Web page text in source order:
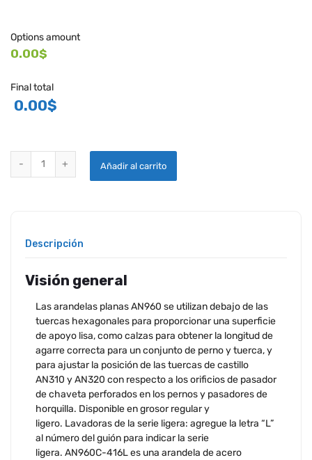
Options amount
0.00$
Final total
0.00$
ARANDELAS INOXIDABLES PLANAS AN960C quantity
Añadir al carrito
Descripción
Visión general
Las arandelas planas AN960 se utilizan debajo de las
tuercas hexagonales para proporcionar una superficie
de apoyo lisa, como calzas para obtener la longitud de
agarre correcta para un conjunto de perno y tuerca, y
para ajustar la posición de las tuercas de castillo
AN310 y AN320 con respecto a los orificios de pasador
de chaveta perforados en los pernos y pasadores de
horquilla. Disponible en grosor regular y
ligero. Lavadoras de la serie ligera: agregue la letra “L”
al número del guión para indicar la serie
ligera. AN960C-416L es una arandela de acero